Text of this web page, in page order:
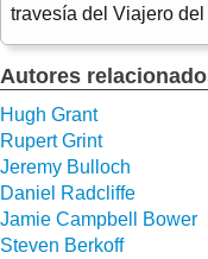
travesía del Viajero
Autores
Hugh Grant
Rupert Grint
Jeremy Bulloch
Daniel Radcliffe
Jamie Campbell Bower
Steven Berkoff